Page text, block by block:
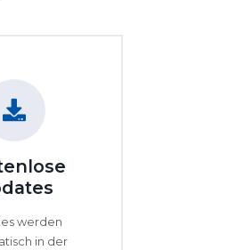
werden
in der